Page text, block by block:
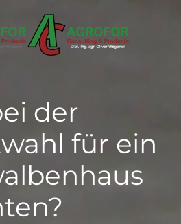
der
für ein